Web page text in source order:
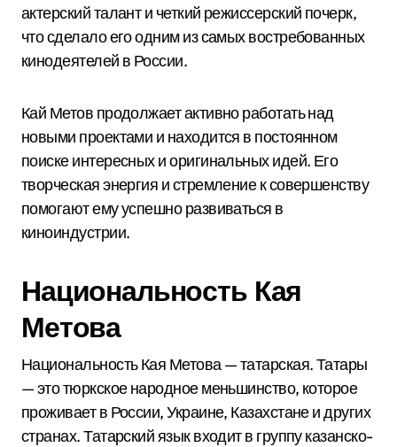
актерский талант и четкий режиссерский почерк,
что сделало его одним из самых востребованных
кинодеятелей в России.
Кай Метов продолжает активно работать над
новыми проектами и находится в постоянном
поиске интересных и оригинальных идей. Его
творческая энергия и стремление к совершенству
помогают ему успешно развиваться в
киноиндустрии.
Национальность Кая
Метова
Национальность Кая Метова — татарская. Татары
— это тюркское народное меньшинство, которое
проживает в России, Украине, Казахстане и других
странах. Татарский язык входит в группу казанско-